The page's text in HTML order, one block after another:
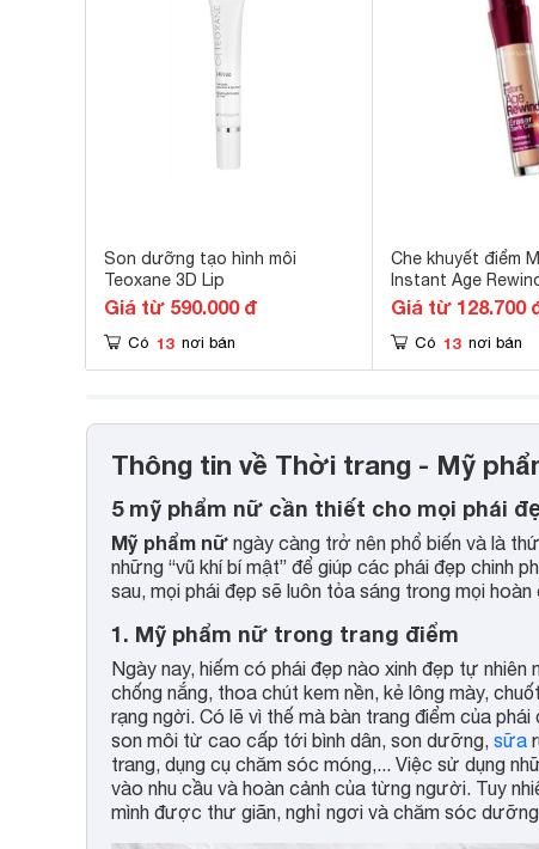
Son dưỡng tạo hình môi
Teoxane 3D Lip
Giá từ 590.000 đ
Có 13 nơi bán
Che khuyết điểm
Instant Age
Circles
Giá từ 128.700
Có 13 nơi bán
Thông tin về Thời trang - Mỹ
5 mỹ phẩm nữ cần thiết cho mọi phái
Mỹ phẩm nữ ngày càng trở nên phổ biến và là
những “vũ khí bí mật” để giúp các phái đẹp chinh
sau, mọi phái đẹp sẽ luôn tỏa sáng trong mọi
1. Mỹ phẩm nữ trong trang điểm
Ngày nay, hiếm có phái đẹp nào xinh đẹp tự
chống nắng, thoa chút kem nền, kẻ lông mày,
rạng ngời. Có lẽ vì thế mà bàn trang điểm của
son môi từ cao cấp tới bình dân, son dưỡng, sữa
trang, dụng cụ chăm sóc móng,... Việc sử dụng
vào nhu cầu và hoàn cảnh của từng người. Tuy
mình được thư giãn, nghỉ ngơi và chăm sóc